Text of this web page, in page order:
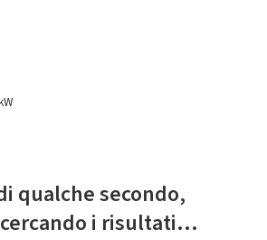
qualche secondo,
i risultati...